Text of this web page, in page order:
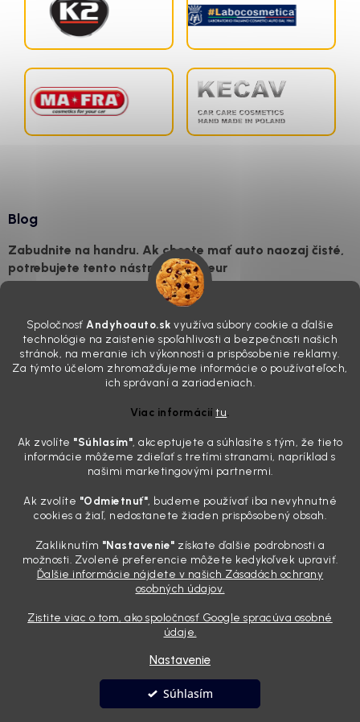
Spoločnosť Andyhoauto.sk využíva súbory cookie a ďalšie
technológie na zaistenie spoľahlivosti a bezpečnosti našich
stránok, na meranie ich výkonnosti a prispôsobenie reklamy.
Za týmto účelom zhromažďujeme informácie o používateľoch,
ich správaní a zariadeniach.
Viac informáciítu.
Ak zvolíte "Súhlasím", akceptujete a súhlasíte s tým, že tieto
informácie môžeme zdieľať s tretími stranami, napríklad s
našimi marketingovými partnermi.
Ak zvolíte "Odmietnuť", budeme používať iba nevyhnutné
cookies a žiaľ, nedostanete žiaden prispôsobený obsah.
Zakliknutím "Nastavenie" získate ďalšie podrobnosti a
možnosti. Zvolené preferencie môžete kedykoľvek upraviť.
Ďalšie informácie nájdete v našich Zásadách ochrany
osobných údajov.
Zistite viac o tom, ako spoločnosť Google spracúva osobné
údaje.
Nastavenie
Súhlasím
Blog
Zabudnite na handru. Ak chcete mať auto naozaj čisté,
potrebujete tento nástroj za pár eur
„upratanom“ aute, no pri pohľade na palubnú dosku vás ide poraziť. V
mriežkach ventilácie, okolo tlačidiel a v švíkoch sedačiek na vás stále
drzo pozerá prach. Handra ani vysávač tam jednodu...
Detailing nemusí stáť výplatu: 5 kúskov autokozmetiky,
Sobotné ráno, káva v ruke a pred vami zaprášená kapota. Pre
niekoho nuda, pre nás najlepší relax. Lenže keď si v košíku spočítate
všetky tie fľaštičky, šampóny a utierky, výsledná suma vie poriadne
pokaziť náladu. Dobrá správa je, že aj profi výbava ...
Zabudnite na šmuhy: 7 overených vychytávok, ktoré z
28.7.2026
Poznáte ten pocit. Sobota ráno, slnko sa oprie do laku a vy namiesto
radosti vidíte len šedý povlak, zaschnuté kvapky a kolesá čierne od
bodu B, ale pre nás je to vizitka. Nič nepoka...
Vytvoril Shoptet